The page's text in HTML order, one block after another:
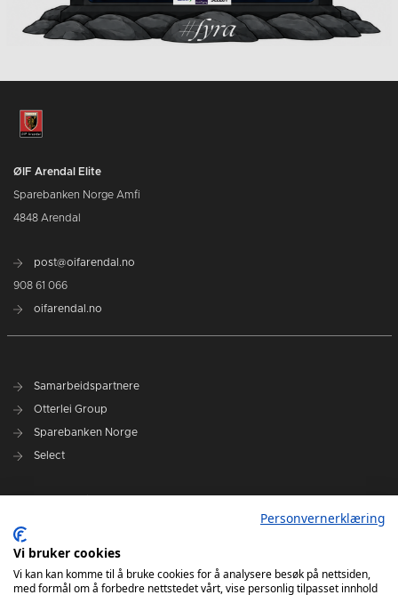
ØIF Arendal Elite
Sparebanken Norge Amfi
4848 Arendal
post@oifarendal.no
908 61 066
oifarendal.no
Samarbeidspartnere
Otterlei Group
Sparebanken Norge
Select
Spillerstall
Administrasjon
Styret
Personvernerklæring
Vi bruker cookies
Vi kan kan komme til å bruke cookies for å analysere besøk på nettsiden,
med formål om å forbedre nettstedet vårt, vise personlig tilpasset innhold